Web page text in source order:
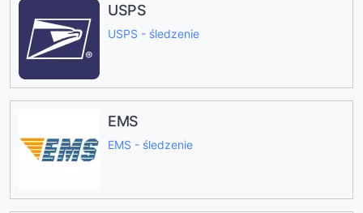
USPS
USPS - śledzenie
EMS
EMS - śledzenie